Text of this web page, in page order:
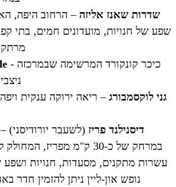
שדרות שאנז אליזה – הרחוב היפה,
שפע של חנויות, מועדונים חמים, בתי
- כיכר קונקורד המרשימה שבמרכזה
גני לוקסמבורג– ריאה ירוקה ענקית
דיסנילנד פריז (לשעבר
במרחק של כ-30 ק"מ מפריז,
עשרות מתקנים, מסעדות, חנויות
נופש און-ליין ניתן להזמין חדר